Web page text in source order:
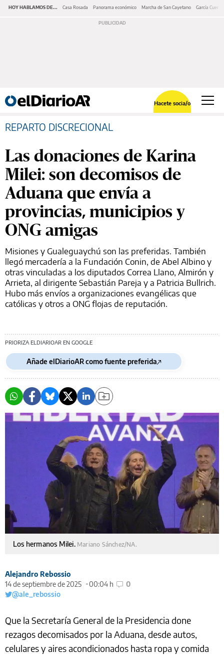
HOY HABLAMOS DE... Casa Rosada Panorama económico Marcha de San Cayetano García Cuerva
Hacete socia/o
REPARTO DISCRECIONAL
Las donaciones de Karina
Milei: son decomisos de
Aduana que envía a
provincias, municipios y
ONG amigas
Misiones y Gualeguaychú son las preferidas. También
llegó mercadería a la Fundación Conin, de Abel Albino y
otras vinculadas a los diputados Correa Llano, Almirón y
Arrieta, al dirigente Sebastián Pareja y a Patricia Bullrich.
Hubo más envíos a organizaciones evangélicas que
católicas y otros a ONG flojas de reputación.
PRIORIZA ELDIARIOAR EN GOOGLE
Añade elDiarioAR como fuente preferida
Los hermanos Milei. Mariano Sánchez/NA.
Alejandro Rebossio
14 de septiembre de 2025
00:04 h
0
@ale_rebossio
Que la Secretaría General de la Presidencia done
rezagos decomisados por la Aduana, desde autos,
celulares y aires acondicionados hasta ropa y comida